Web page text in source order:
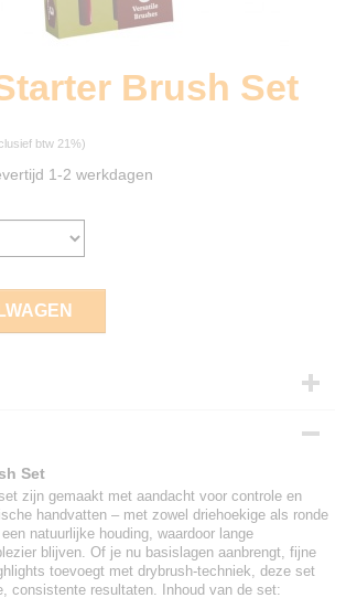
Brush Set
btw 21%)
1-2 werkdagen
Set
zijn gemaakt met aandacht voor controle en
handvatten – met zowel driehoekige als ronde
natuurlijke houding, waardoor lange
blijven. Of je nu basislagen aanbrengt, fijne
toevoegt met drybrush-techniek, deze set
consistente resultaten. Inhoud van de set: